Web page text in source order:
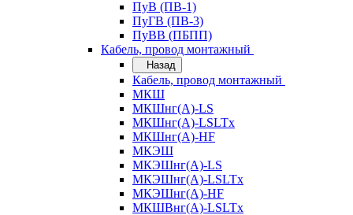
ПуВ (ПВ-1)
ПуГВ (ПВ-3)
ПуВВ (ПБПП)
Кабель, провод монтажный
Назад
Кабель, провод монтажный
МКШ
МКШнг(А)-LS
МКШнг(А)-LSLTx
МКШнг(А)-HF
МКЭШ
МКЭШнг(А)-LS
МКЭШнг(А)-LSLTx
МКЭШнг(А)-HF
МКШВнг(A)-LSLTx